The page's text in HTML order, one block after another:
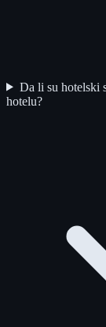
Da li su hotelski
hotelu?